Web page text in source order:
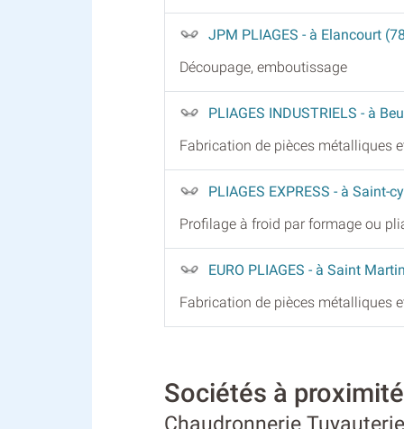
JPM PLIAGES - à Elancourt
Découpage, emboutissage
PLIAGES INDUSTRIELS - à
Fabrication de pièces métalliques
PLIAGES EXPRESS - à Saint-
Profilage à froid par formage ou
EURO PLIAGES - à Saint
Fabrication de pièces métalliques
Sociétés à